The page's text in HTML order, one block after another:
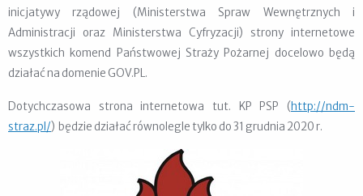
inicjatywy rządowej (Ministerstwa Spraw Wewnętrznych i
Administracji oraz Ministerstwa Cyfryzacji) strony internetowe
wszystkich komend Państwowej Straży Pożarnej docelowo będą
działać na domenie GOV.PL.
Dotychczasowa strona internetowa tut. KP PSP (http://ndm-
straz.pl/) będzie działać równolegle tylko do 31 grudnia 2020 r.